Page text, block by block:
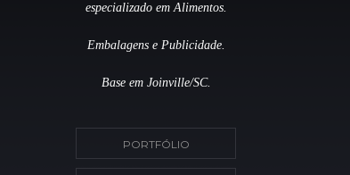
especializado em Alimentos.
Embalagens e Publicidade.
Base em Joinville/SC.
PORTFÓLIO